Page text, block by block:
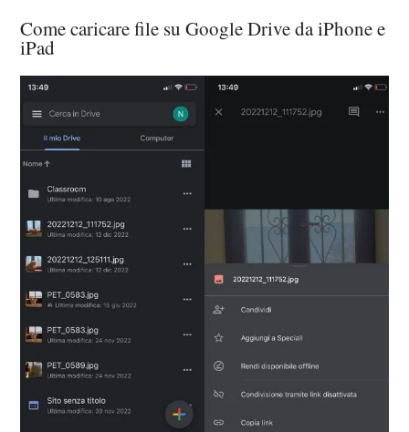
Come caricare file su Google Drive da iPhone e
iPad